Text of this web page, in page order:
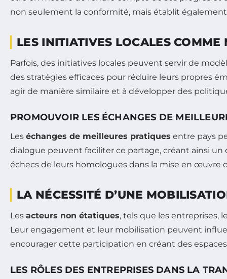
non seulement la conformité, mais établit
LES INITIATIVES LOCALES
Parfois, des initiatives locales peuvent servir de
des stratégies efficaces pour réduire leurs propres
agir de manière similaire et à développer des
PROMOUVOIR LES ÉCHANGES DE
Les échanges de meilleures pratiques entre pays
dialogue peuvent faciliter ce partage, créant ainsi
échecs de leurs homologues dans la mise en œuvre
LA NÉCESSITÉ D’UNE
Les acteurs non étatiques, tels que les entreprises,
Leur engagement et leur mobilisation peuvent
encourager cette participation en créant des
LES RÔLES DES ENTREPRISES DANS LA